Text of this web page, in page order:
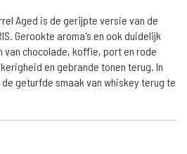
Aged is de gerijpte versie van de
Gerookte aroma's en ook duidelijk
van chocolade, koffie, port en rode
en gebrande tonen terug. In
geturfde smaak van whiskey terug te